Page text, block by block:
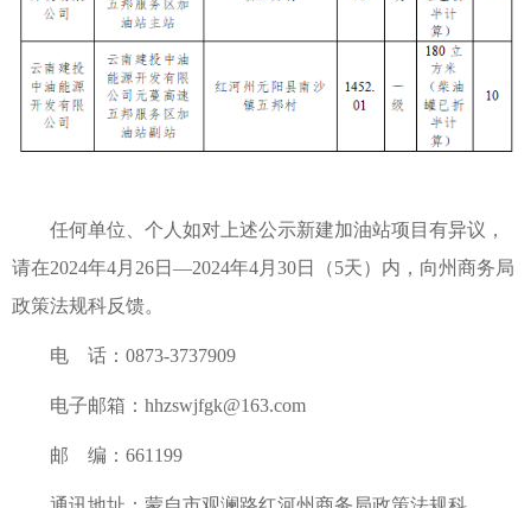
任何单位、个人如对上述公示新建加油站项目有异议，
请在2024年4月26日—2024年4月30日（5天）内，向州商务局
政策法规科反馈。
电 话：0873-3737909
电子邮箱：hhzswjfgk@163.com
邮 编：661199